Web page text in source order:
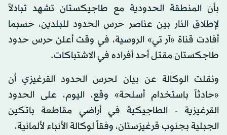
بأن المنطقة الحدودية مع طاجيكستان تشهد تبادلاً
لإطلاق النار بين عناصر حرس الحدود للبلدين، حسبما
أفادت قناة «آر تي» الروسية، في وقت أعلن حرس حدود
طاجكستان مقتل أحد أفراده في الاشتباكات.
ونقلت الوكالة عن بيان لحرس الحدود القرغيزي أن
«حادثاً باستخدام أسلحة» وقع، اليوم، على الحدود
القرغيزية - الطاجيكية في أراضي مقاطعة باتكين
الجبلية بجنوب قرغيزستان، وفقاً لوكالة الأنباء لألمانية.